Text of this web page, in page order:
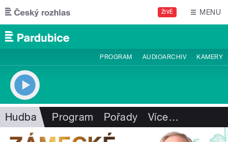
Přejít k hlavnímu obsahu
ŽIVĚ MENU
PROGRAM AUDIOARCHIV KAMERY
Hudba Program Pořady Více…